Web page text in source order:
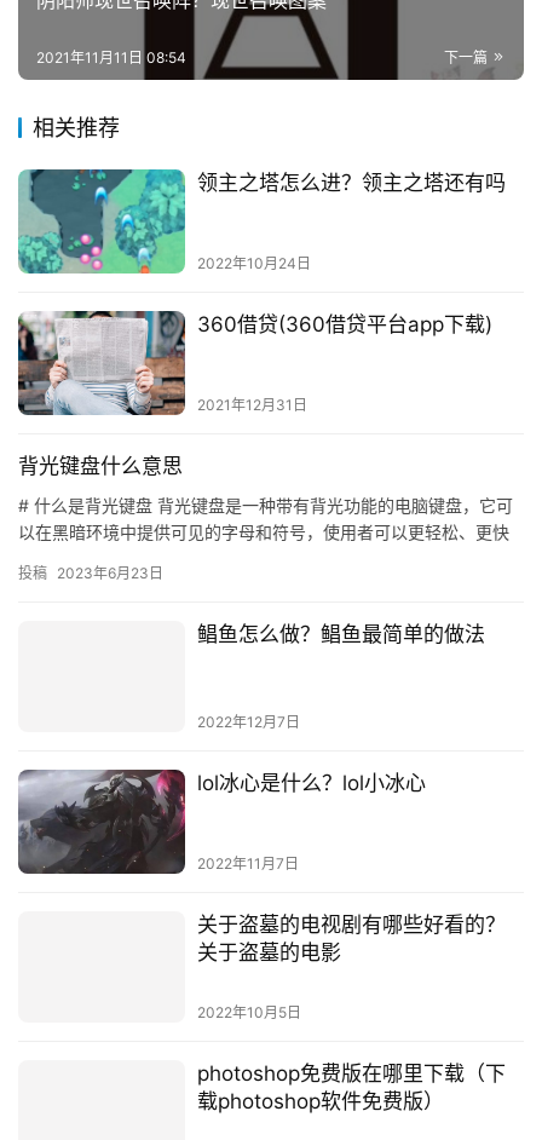
下一篇
2021年11月11日 08:54
相关推荐
领主之塔怎么进？领主之塔还有吗
2022年10月24日
360借贷(360借贷平台app下载)
2021年12月31日
背光键盘什么意思
# 什么是背光键盘 背光键盘是一种带有背光功能的电脑键盘，它可
以在黑暗环境中提供可见的字母和符号，使用者可以更轻松、更快
投稿 2023年6月23日
鲳鱼怎么做？鲳鱼最简单的做法
2022年12月7日
lol冰心是什么？lol小冰心
2022年11月7日
关于盗墓的电视剧有哪些好看的？
关于盗墓的电影
photoshop免费版在哪里下载（下
载photoshop软件免费版）